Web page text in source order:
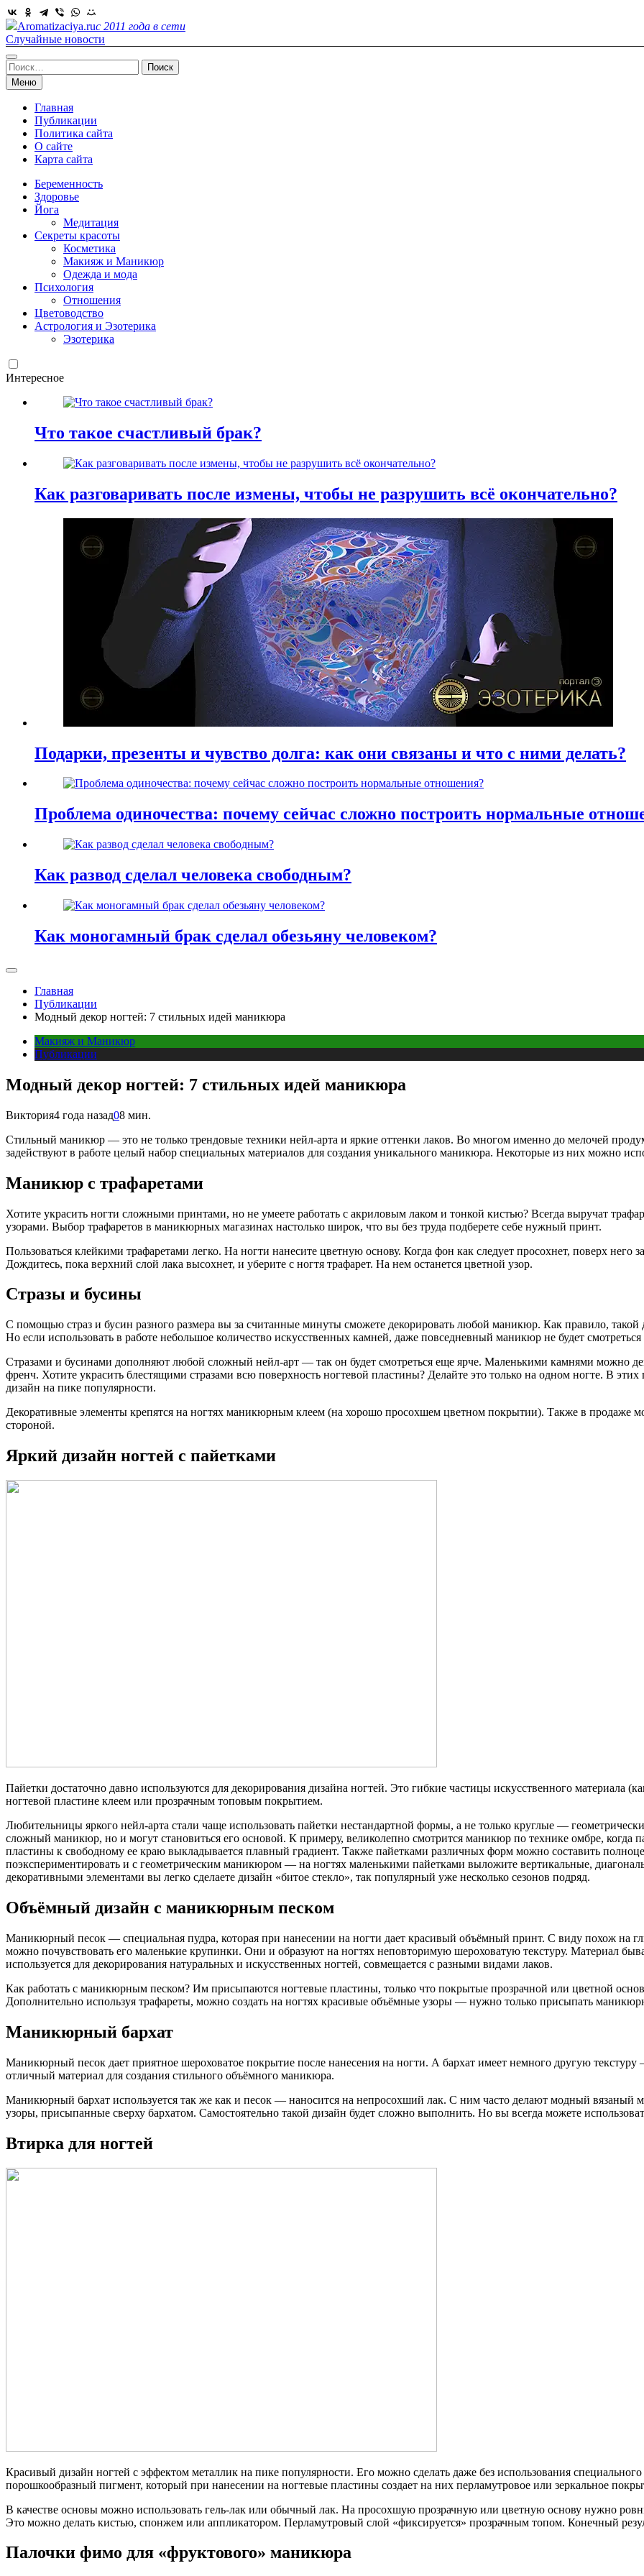
Skip
to
content
Aromatizaciya.ruс 2011 года в сети
Случайные новости
Найти:
Меню
Главная
Публикации
Политика сайта
О сайте
Карта сайта
Беременность
Здоровье
Йога
Медитация
Секреты красоты
Косметика
Макияж и Маникюр
Одежда и мода
Психология
Отношения
Цветоводство
Астрология и Эзотерика
Эзотерика
Интересное
Что такое счастливый брак?
Как разговаривать после измены, чтобы не разрушить всё окончательно?
Подарки, презенты и чувство долга: как они связаны и что с ними делать?
Проблема одиночества: почему сейчас сложно построить нормальные
Как развод сделал человека свободным?
Как моногамный брак сделал обезьяну человеком?
Главная
Публикации
Модный декор ногтей: 7 стильных идей маникюра
Макияж и Маникюр
Публикации
Модный декор ногтей: 7 стильных идей маникюра
Виктория4 года назад08 мин.
Стильный маникюр — это не только трендовые техники нейл-арта и яркие оттенки лаков. Во многом именно до мелочей
задействуют в работе целый набор специальных материалов для создания уникального маникюра. Некоторые из них можно
Маникюр с трафаретами
Хотите украсить ногти сложными принтами, но не умеете работать с акриловым лаком и тонкой кистью? Всегда выручат
узорами. Выбор трафаретов в маникюрных магазинах настолько широк, что вы без труда подберете себе нужный принт.
Пользоваться клейкими трафаретами легко. На ногти нанесите цветную основу. Когда фон как следует просохнет, поверх него
Дождитесь, пока верхний слой лака высохнет, и уберите с ногтя трафарет. На нем останется цветной узор.
Стразы и бусины
С помощью страз и бусин разного размера вы за считанные минуты сможете декорировать любой маникюр. Как правило, такой
Но если использовать в работе небольшое количество искусственных камней, даже повседневный маникюр не будет
Стразами и бусинами дополняют любой сложный нейл-арт — так он будет смотреться еще ярче. Маленькими камнями можно
френч. Хотите украсить блестящими стразами всю поверхность ногтевой пластины? Делайте это только на одном ногте. В
дизайн на пике популярности.
Декоративные элементы крепятся на ногтях маникюрным клеем (на хорошо просохшем цветном покрытии). Также в продаже
стороной.
Яркий дизайн ногтей с пайетками
Пайетки достаточно давно используются для декорирования дизайна ногтей. Это гибкие частицы искусственного материала
ногтевой пластине клеем или прозрачным топовым покрытием.
Любительницы яркого нейл-арта стали чаще использовать пайетки нестандартной формы, а не только круглые —
сложный маникюр, но и могут становиться его основой. К примеру, великолепно смотрится маникюр по технике омбре, когда
пластины к свободному ее краю выкладывается плавный градиент. Также пайетками различных форм можно составить
поэкспериментировать и с геометрическим маникюром — на ногтях маленькими пайетками выложите вертикальные,
декоративными элементами вы легко сделаете дизайн «битое стекло», так популярный уже несколько сезонов подряд.
Объёмный дизайн с маникюрным песком
Маникюрный песок — специальная пудра, которая при нанесении на ногти дает красивый объёмный принт. С виду похож на
можно почувствовать его маленькие крупинки. Они и образуют на ногтях неповторимую шероховатую текстуру. Материал
используется для декорирования натуральных и искусственных ногтей, совмещается с разными видами лаков.
Как работать с маникюрным песком? Им присыпаются ногтевые пластины, только что покрытые прозрачной или цветной
Дополнительно используя трафареты, можно создать на ногтях красивые объёмные узоры — нужно только присыпать
Маникюрный бархат
Маникюрный песок дает приятное шероховатое покрытие после нанесения на ногти. А бархат имеет немного другую
отличный материал для создания стильного объёмного маникюра.
Маникюрный бархат используется так же как и песок — наносится на непросохший лак. С ним часто делают модный вязаный
узоры, присыпанные сверху бархатом. Самостоятельно такой дизайн будет сложно выполнить. Но вы всегда можете
Втирка для ногтей
Красивый дизайн ногтей с эффектом металлик на пике популярности. Его можно сделать даже без использования
порошкообразный пигмент, который при нанесении на ногтевые пластины создает на них перламутровое или зеркальное
В качестве основы можно использовать гель-лак или обычный лак. На просохшую прозрачную или цветную основу нужно
Это можно делать кистью, спонжем или аппликатором. Перламутровый слой «фиксируется» прозрачным топом. Конечный
Палочки фимо для «фруктового» маникюра